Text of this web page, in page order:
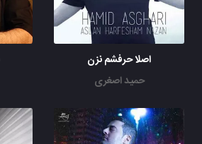
اصلا حرفشم نزن
حمید اصغری